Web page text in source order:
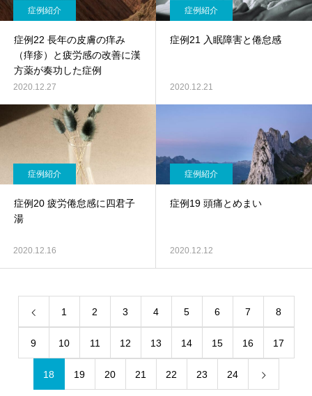
症例紹介
症例22 長年の皮膚の痒み
（痒疹）と疲労感の改善に漢
方薬が奏功した症例
2020.12.27
症例紹介
症例21 入眠障害と倦怠感
2020.12.21
症例紹介
症例20 疲労倦怠感に四君子
湯
2020.12.16
症例紹介
症例19 頭痛とめまい
2020.12.12
1 2 3 4 5 6 7 8
9 10 11 12 13 14 15 16 17
18 19 20 21 22 23 24